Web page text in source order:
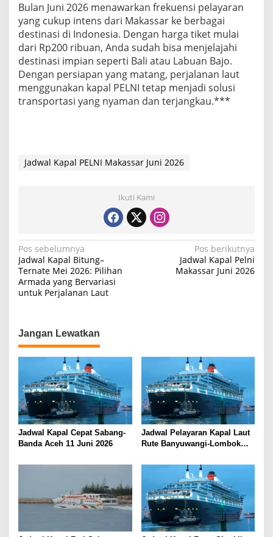
Bulan Juni 2026 menawarkan frekuensi pelayaran
yang cukup intens dari Makassar ke berbagai
destinasi di Indonesia. Dengan harga tiket mulai
dari Rp200 ribuan, Anda sudah bisa menjelajahi
destinasi impian seperti Bali atau Labuan Bajo.
Dengan persiapan yang matang, perjalanan laut
menggunakan kapal PELNI tetap menjadi solusi
transportasi yang nyaman dan terjangkau.***
Jadwal Kapal PELNI Makassar Juni 2026
Ikuti Kami
N
a
v
a
s
p
o
s
Pos sebelumnya
Jadwal Kapal Bitung–
Ternate Mei 2026: Pilihan
Armada yang Bervariasi
untuk Perjalanan Laut
Pos berikutnya
Jadwal Kapal Pelni
Makassar Juni 2026
Jangan Lewatkan
Jadwal Kapal Cepat Sabang-
Banda Aceh 11 Juni 2026
Jadwal Pelayaran Kapal Laut
Rute Banyuwangi-Lombok